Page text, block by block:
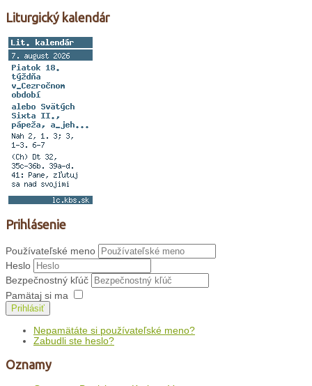
Liturgický kalendár
Prihlásenie
Používateľské meno
Heslo
Bezpečnostný kľúč
Pamätaj si ma
Prihlásiť
Nepamätáte si používateľské meno?
Zabudli ste heslo?
Oznamy